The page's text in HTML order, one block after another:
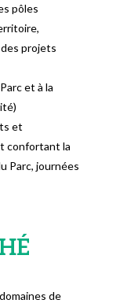
pôles
projets
et à la
et
confortant la
Parc, journées
de